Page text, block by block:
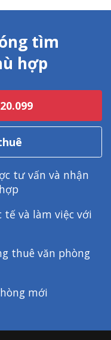
tìm
hợp
tư vấn và nhận
tế và làm việc với
thuê văn phòng
mới